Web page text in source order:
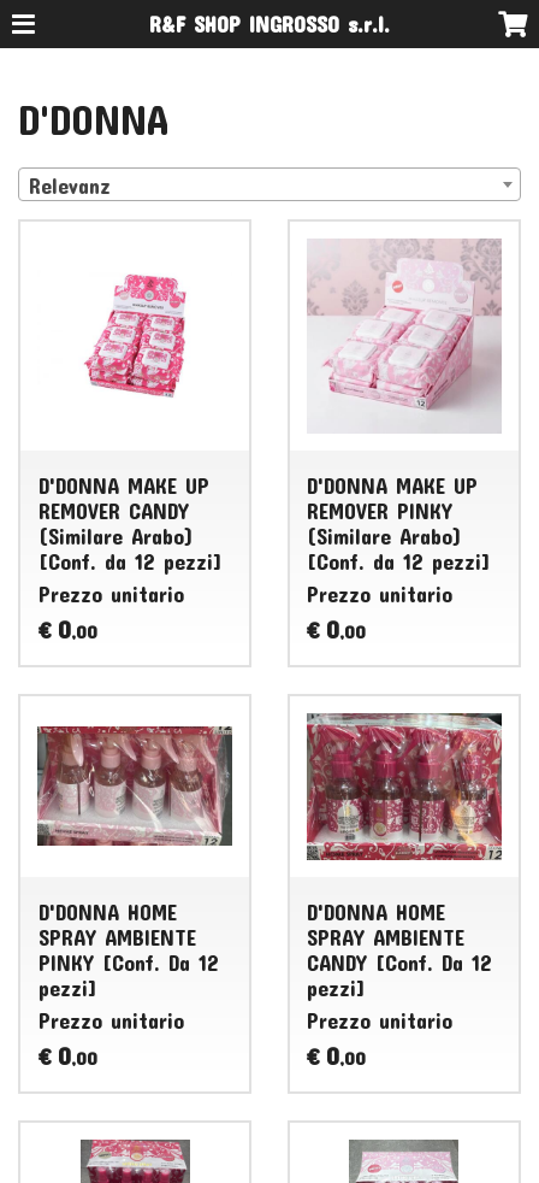
R&F SHOP INGROSSO s.r.l.
D'DONNA
Relevanz
D'DONNA MAKE UP
REMOVER CANDY
(Similare Arabo)
[Conf. da 12 pezzi]
Prezzo unitario
€ 0,00
D'DONNA MAKE UP
REMOVER PINKY
(Similare Arabo)
[Conf. da 12 pezzi]
Prezzo unitario
€ 0,00
D'DONNA HOME
SPRAY AMBIENTE
PINKY [Conf. Da 12
pezzi]
Prezzo unitario
€ 0,00
D'DONNA HOME
SPRAY AMBIENTE
CANDY [Conf. Da 12
pezzi]
Prezzo unitario
€ 0,00